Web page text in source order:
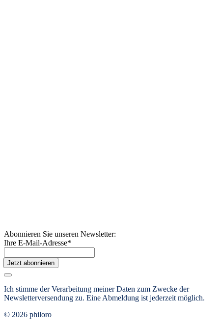
Abonnieren Sie unseren Newsletter:
Ihre E-Mail-Adresse*
Jetzt abonnieren
Ich stimme der Verarbeitung meiner Daten zum Zwecke der
Newsletterversendung zu. Eine Abmeldung ist jederzeit möglich.
© 2026 philoro